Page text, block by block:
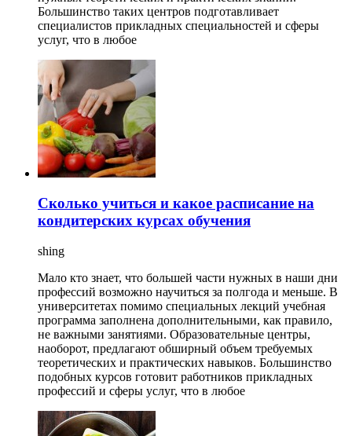
Большинство таких центров подготавливает
специалистов прикладных специальностей и сферы
услуг, что в любое
Сколько учиться и какое расписание на
кондитерских курсах обучения
shing
Мало кто знает, что большей части нужных в наши дни
профессий возможно научиться за полгода и меньше. В
университетах помимо специальных лекций учебная
программа заполнена дополнительными, как правило,
не важными занятиями. Образовательные центры,
наоборот, предлагают обширный объем требуемых
теоретических и практических навыков. Большинство
подобных курсов готовит работников прикладных
профессий и сферы услуг, что в любое